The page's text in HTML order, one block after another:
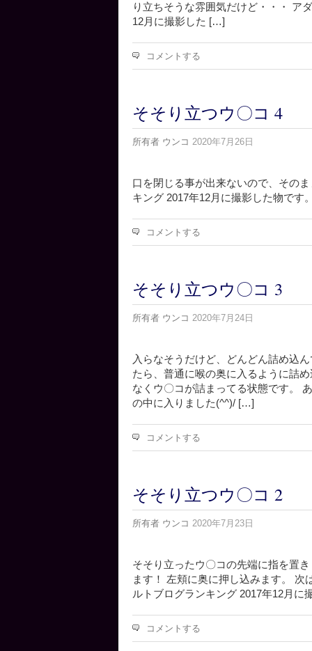
り立ちそうな雰囲気だけど・・・ ア
12月に撮影した […]
コメントする
そそり立つウ〇コ 4
所有者 ウンコ 2020年7月26日
口を閉じる事が出来ないので、その
キング 2017年12月に撮影した物です
コメントする
そそり立つウ〇コ 3
所有者 ウンコ 2020年7月24日
入らなそうだけど、どんどん詰め込
たら、普通に喉の奥に入るように詰
なくウ〇コが詰まってる状態です。
の中に入りました(^^)/ […]
コメントする
そそり立つウ〇コ 2
所有者 ウンコ 2020年7月23日
そそり立ったウ〇コの先端に指を置
ます！ 左頬に奥に押し込みます。 次
ルトブログランキング 2017年12月に
コメントする